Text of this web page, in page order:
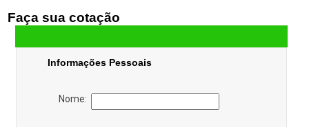
Faça sua cotação
Informações Pessoais
Nome: